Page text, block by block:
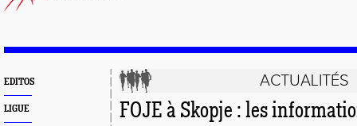
EDITOS
LIGUE
ACTUALITÉS
FOJE à Skopje : les